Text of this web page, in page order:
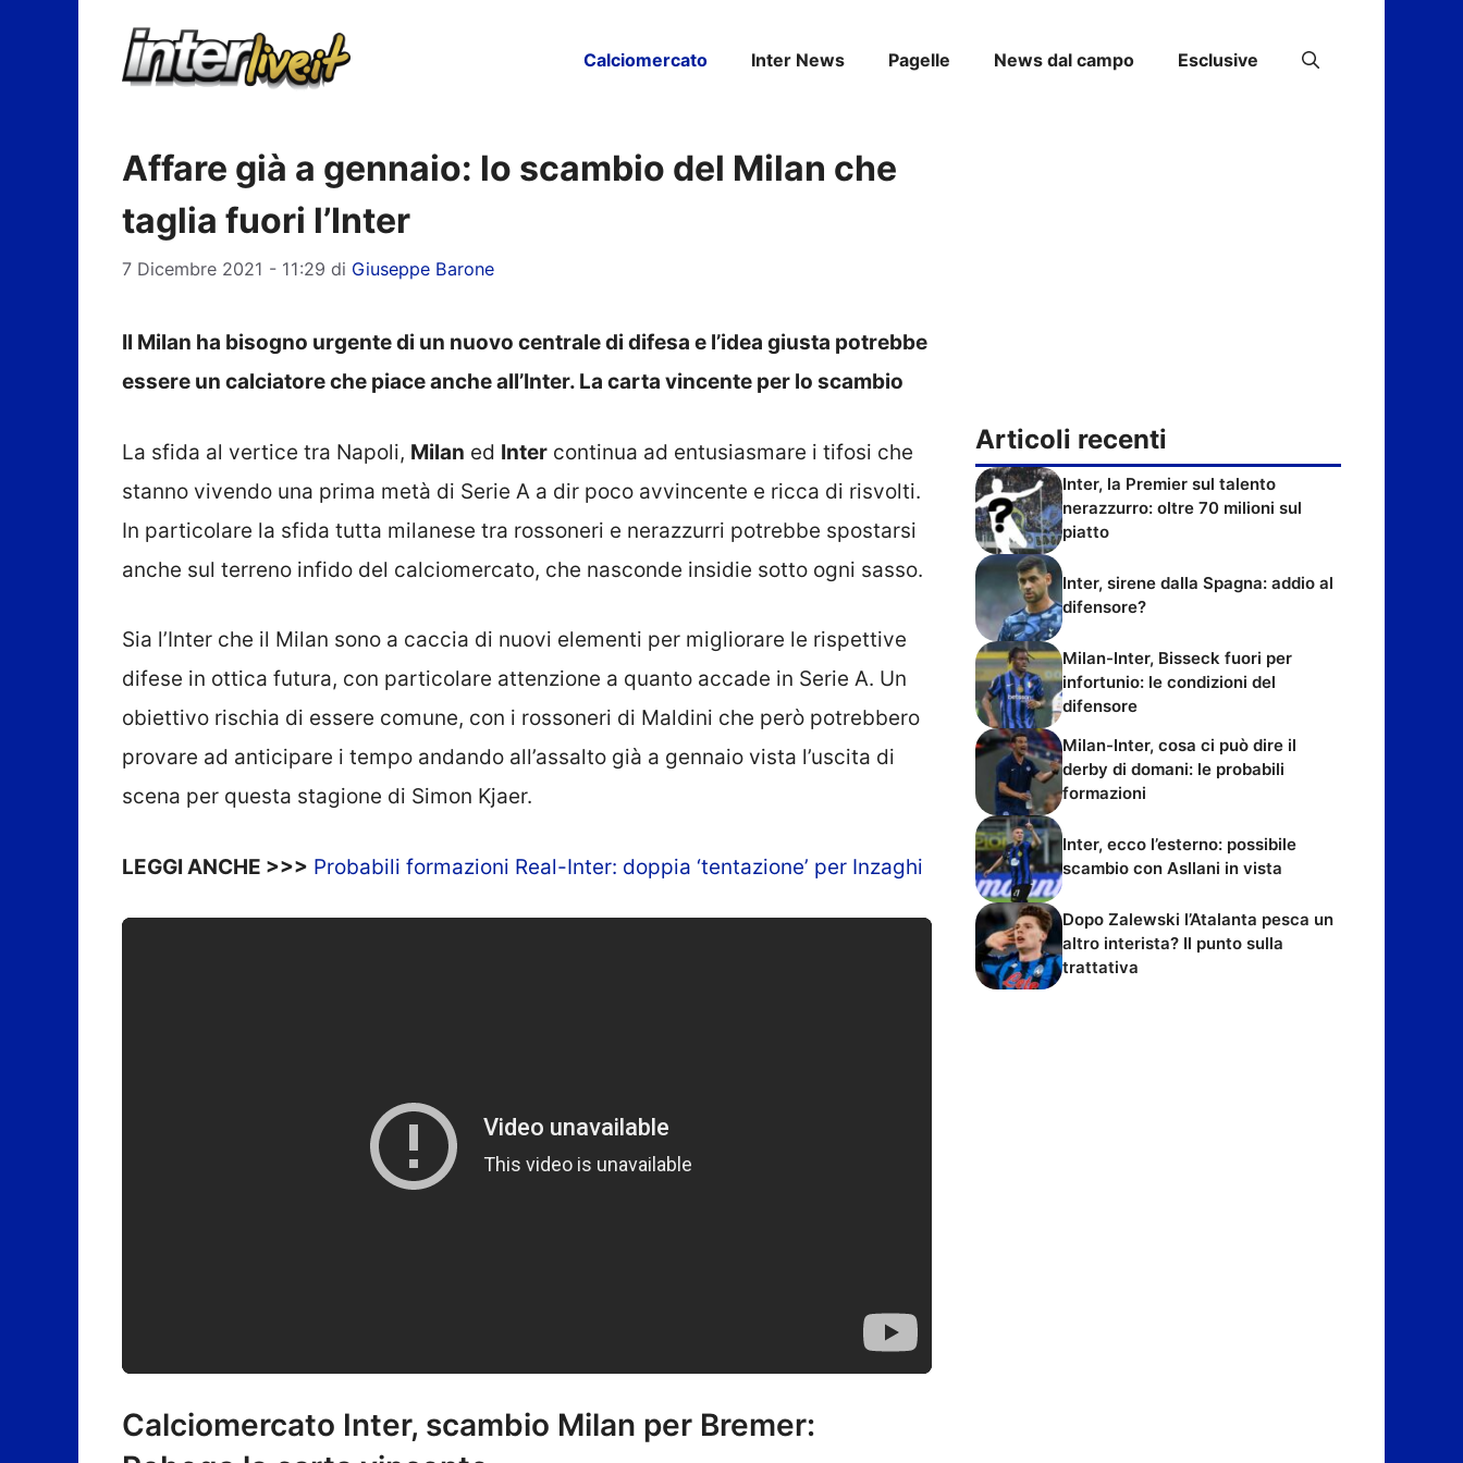
Calciomercato Inter News Pagelle News dal campo Esclusive
Affare già a gennaio: lo scambio del Milan che
taglia fuori l’Inter
7 Dicembre 2021 - 11:29 di Giuseppe Barone
Il Milan ha bisogno urgente di un nuovo centrale di difesa e l’idea giusta potrebbe
essere un calciatore che piace anche all’Inter. La carta vincente per lo scambio
La sfida al vertice tra Napoli, Milan ed Inter continua ad entusiasmare i tifosi che
stanno vivendo una prima metà di Serie A a dir poco avvincente e ricca di risvolti.
In particolare la sfida tutta milanese tra rossoneri e nerazzurri potrebbe spostarsi
anche sul terreno infido del calciomercato, che nasconde insidie sotto ogni sasso.
Sia l’Inter che il Milan sono a caccia di nuovi elementi per migliorare le rispettive
difese in ottica futura, con particolare attenzione a quanto accade in Serie A. Un
obiettivo rischia di essere comune, con i rossoneri di Maldini che però potrebbero
provare ad anticipare i tempo andando all’assalto già a gennaio vista l’uscita di
scena per questa stagione di Simon Kjaer.
LEGGI ANCHE >>> Probabili formazioni Real-Inter: doppia ‘tentazione’ per Inzaghi
Calciomercato Inter, scambio Milan per Bremer:
Articoli recenti
Inter, la Premier sul talento
nerazzurro: oltre 70 milioni sul
piatto
Inter, sirene dalla Spagna: addio al
difensore?
Milan-Inter, Bisseck fuori per
infortunio: le condizioni del
difensore
Milan-Inter, cosa ci può dire il
derby di domani: le probabili
formazioni
Inter, ecco l’esterno: possibile
scambio con Asllani in vista
Dopo Zalewski l’Atalanta pesca un
altro interista? Il punto sulla
trattativa